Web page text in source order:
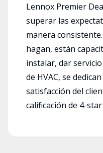
Lennox Premier
superar las
manera
hagan, están
instalar, dar
de HVAC, se
satisfacción del
calificación de 4-